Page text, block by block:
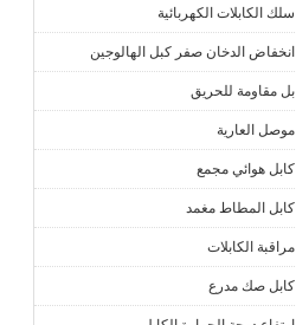
سلك الكابلات الكهربائية
انخفاض الدخان صفر كبل الهالوجين
بل مقاومة للحريق
موصل العارية
كابل هوائي مجمع
كابل المطاط مغمد
مراقبة الكابلات
كابل صك مدرع